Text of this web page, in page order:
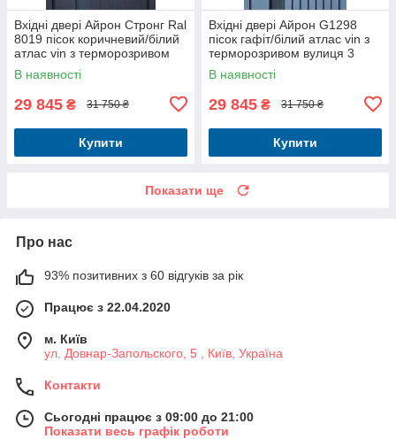
Вхідні двері Айрон Стронг Ral
8019 пісок коричневий/білий
атлас vin з терморозривом
вулиця 3 контури
В наявності
29 845 ₴ 31 750 ₴
Купити
Вхідні двері Айрон G1298
пісок гафіт/білий атлас vin з
терморозривом вулиця 3
контури
В наявності
29 845 ₴ 31 750 ₴
Купити
Показати ще
Про нас
93% позитивних з 60 відгуків за рік
Працює з 22.04.2020
м. Київ
ул. Довнар-Запольского, 5 , Київ, Україна
Контакти
Сьогодні працює з 09:00 до 21:00
Показати весь графік роботи